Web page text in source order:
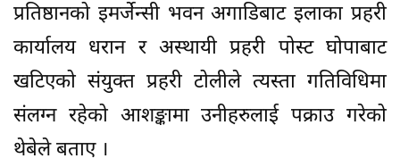
प्रतिष्ठानको इमर्जेन्सी भवन अगाडिबाट इलाका प्रहरी
कार्यालय धरान र अस्थायी प्रहरी पोस्ट घोपाबाट
खटिएको संयुक्त प्रहरी टोलीले त्यस्ता गतिविधिमा
संलग्न रहेको आशङ्कामा उनीहरुलाई पक्राउ गरेको
थेबेले बताए ।